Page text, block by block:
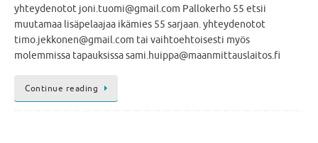
yhteydenotot joni.tuomi@gmail.com Pallokerho 55 etsii
muutamaa lisäpelaajaa ikämies 55 sarjaan. yhteydenotot
timo.jekkonen@gmail.com tai vaihtoehtoisesti myös
molemmissa tapauksissa sami.huippa@maanmittauslaitos.fi
Continue reading